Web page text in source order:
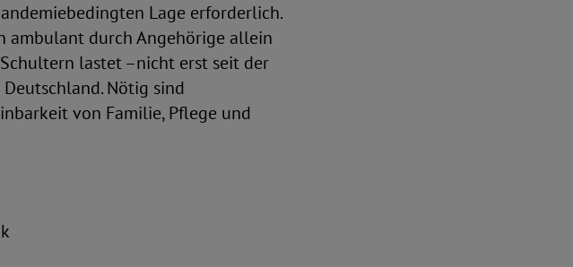
Lage erforderlich.
ambulant durch Angehörige allein
lastet –nicht erst seit der
Nötig sind
von Familie, Pflege und